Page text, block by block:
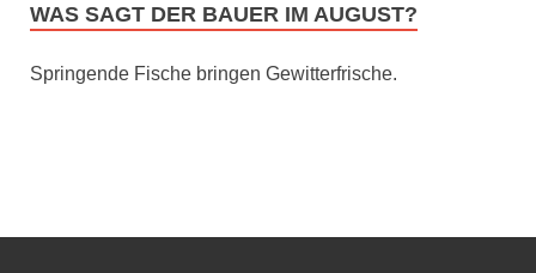
WAS SAGT DER BAUER IM AUGUST?
Springende Fische bringen Gewitterfrische.